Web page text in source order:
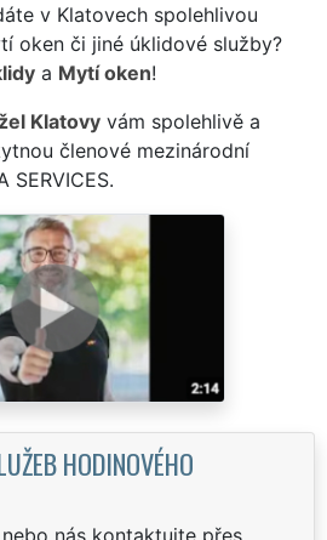
v Klatovech spolehlivou
oken či jiné úklidové služby?
a Mytí oken!
Klatovy vám spolehlivě a
členové mezinárodní
SERVICES.
HODINOVÉHO
nás kontaktujte přes